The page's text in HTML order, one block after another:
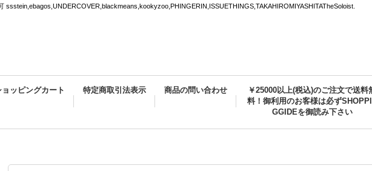
ssstein,ebagos,UNDERCOVER,blackmeans,kookyzoo,PHINGERIN,ISSUETHINGS,TAKAHIROMIYASHITATheSoloist.
ョッピングカート 特定商取引法表示 商品の問い合わせ
￥25000以上(税込)のご注文で送料
料！御利用のお客様は必ず
GGIDEを御読み下さい